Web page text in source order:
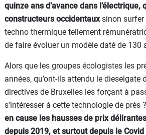
quinze ans d’avance dans l’électrique,
constructeurs occidentauxsinon surfer
techno thermique tellement
de faire évoluer un modèle daté de 130
Alors que les groupes écologistes les
années, qu’ont-ils attendu le dieselgate
directives de Bruxelles les forçant à
s’intéresser à cette technologie de près ?
en cause les hausses de prix
depuis 2019, et surtout depuis le Covid